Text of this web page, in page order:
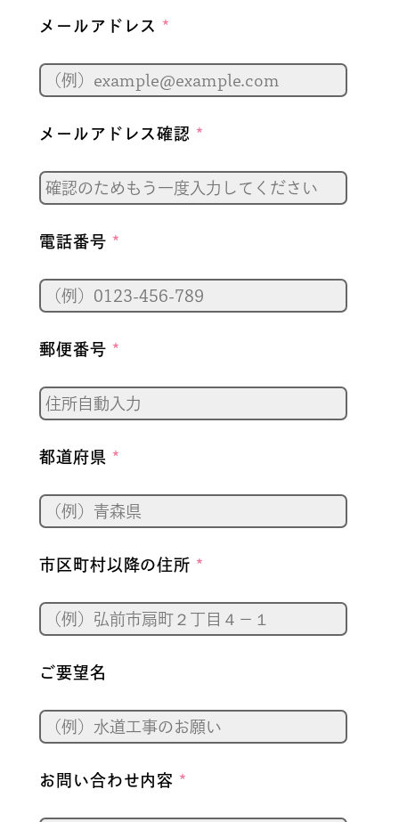
メールアドレス *
メールアドレス確認 *
電話番号 *
郵便番号 *
都道府県 *
市区町村以降の住所 *
ご要望名
お問い合わせ内容 *